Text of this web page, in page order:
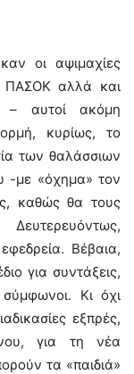
οι αψιμαχίες
ΠΑΣΟΚ αλλά και
– αυτοί ακόμη
κυρίως, το
των θαλάσσιων
-με «όχημα» τον
καθώς θα τους
Βέβαια,
για συντάξεις,
Κι όχι
εξπρές,
για τη νέα
τα «παιδιά»